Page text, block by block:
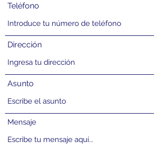
Teléfono
Dirección
Asunto
Mensaje